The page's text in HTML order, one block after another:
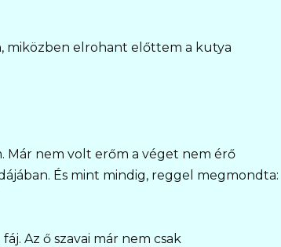
miközben elrohant előttem a kutya
Már nem volt erőm a véget nem érő
És mint mindig, reggel megmondta:
Az ő szavai már nem csak